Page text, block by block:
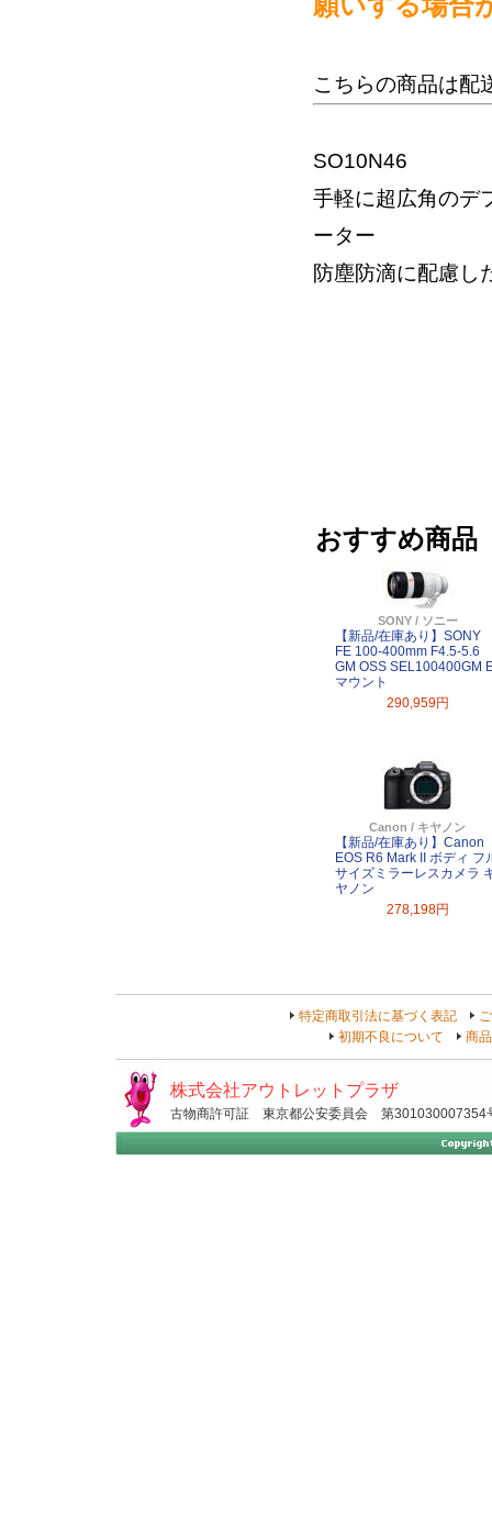
願いする場合
こちらの商品は配
SO10N46
手軽に超広角のデ
ーター
防塵防滴に配慮し
おすすめ商品
SONY / ソニー
【新品/在庫あり】SONY
FE 100-400mm F4.5-5.6
GM OSS SEL100400GM
マウント
290,959円
Canon / キヤノン
【新品/在庫あり】Canon
EOS R6 Mark II ボディ フ
サイズミラーレスカメラ
ヤノン
278,198円
特定商取引法に基づく表記
初期不良について
商
株式会社アウトレットプラザ
古物商許可証 東京都公安委員会 第301030007354